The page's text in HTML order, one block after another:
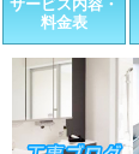
・トイレが漏
・水道管が漏
・排水が詰ま
サービス内容・
料金表